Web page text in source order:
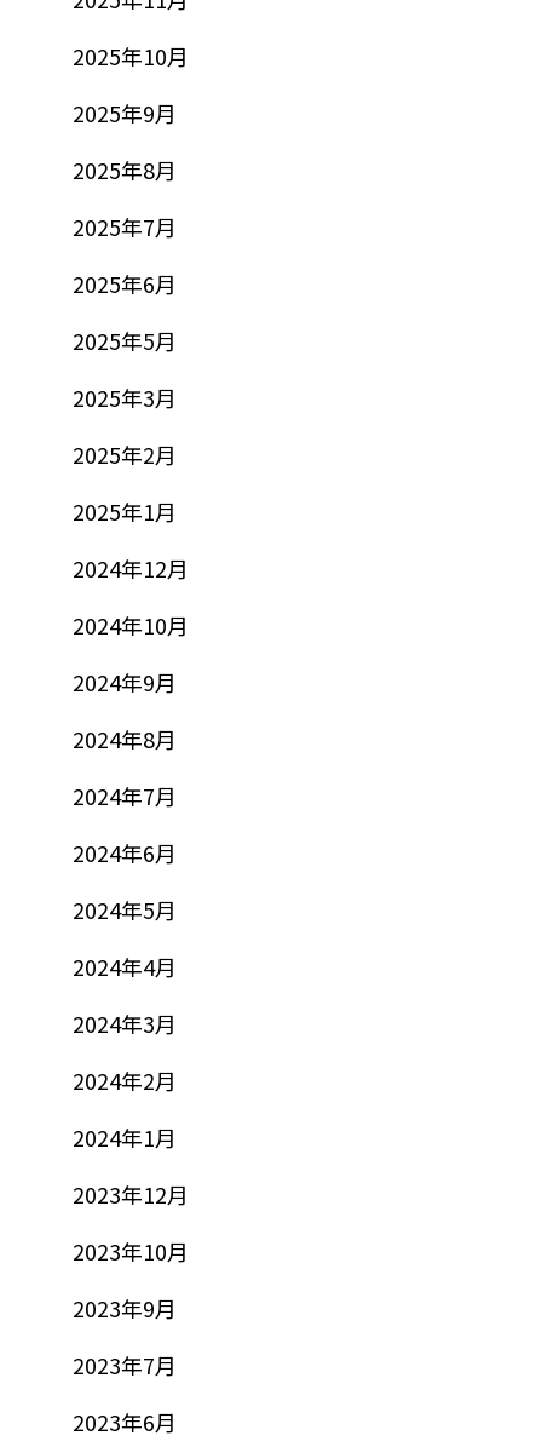
2025年10月
2025年9月
2025年8月
2025年7月
2025年6月
2025年5月
2025年3月
2025年2月
2025年1月
2024年12月
2024年10月
2024年9月
2024年8月
2024年7月
2024年6月
2024年5月
2024年4月
2024年3月
2024年2月
2024年1月
2023年12月
2023年10月
2023年9月
2023年7月
2023年6月